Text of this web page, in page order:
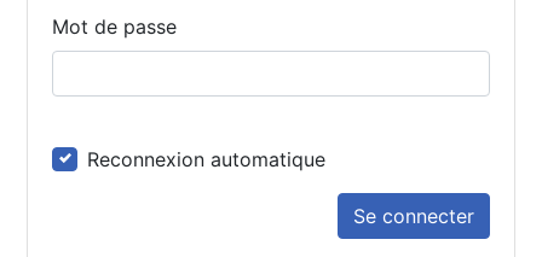
Mot de passe
Reconnexion automatique